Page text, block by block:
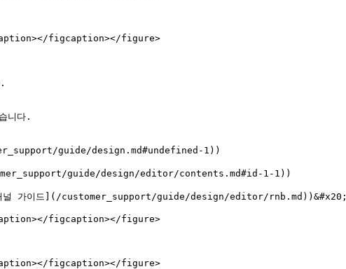
figcaption></figure>
니다.
guide/design.md#undefined-1))
guide/design/editor/contents.md#id-1-1))
패널 가이드](/customer_support/guide/design/editor/rnb.md))&#x20;
figcaption></figure>
figcaption></figure>